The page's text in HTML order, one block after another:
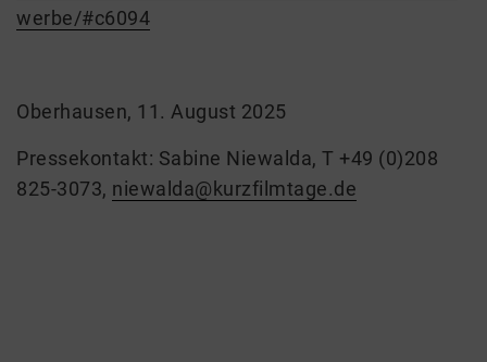
werbe/#c6094
Oberhausen, 11. August 2025
Pressekontakt: Sabine Niewalda, T +49 (0)208
825-3073, niewalda@kurzfilmtage.de